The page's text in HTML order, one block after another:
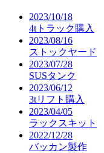
2023/10/18
4tトラック購入
2023/08/16
ストックヤード
2023/07/28
SUSタンク
2023/06/12
3tリフト購入
2023/04/05
ラックスキット
2022/12/28
バッカン製作